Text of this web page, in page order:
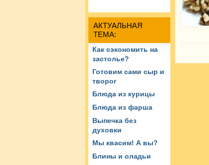
АКТУАЛЬНАЯ
ТЕМА:
Как сэкономить на
застолье?
Готовим сами сыр и
творог
Блюда из курицы
Блюда из фарша
Выпечка без
духовки
Мы квасим! А вы?
Блины и оладьи